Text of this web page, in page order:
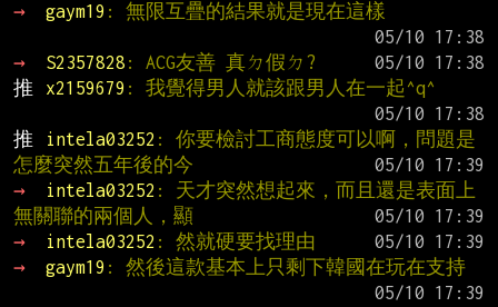
→
gaym19 : 無限互疊的結果就是現在這樣
→
S2357828 : ACG友善 真ㄉ假ㄉ?
推
x2159679 : 我覺得男人就該跟男人在一起^q^
推
intela03252 : 你要檢討工商態度可以啊，問題是
怎麼突然五年後的今
→
intela03252 : 天才突然想起來，而且還是表面上
無關聯的兩個人，顯
→
intela03252 : 然就硬要找理由
→
gaym19 : 然後這款基本上只剩下韓國在玩在支持